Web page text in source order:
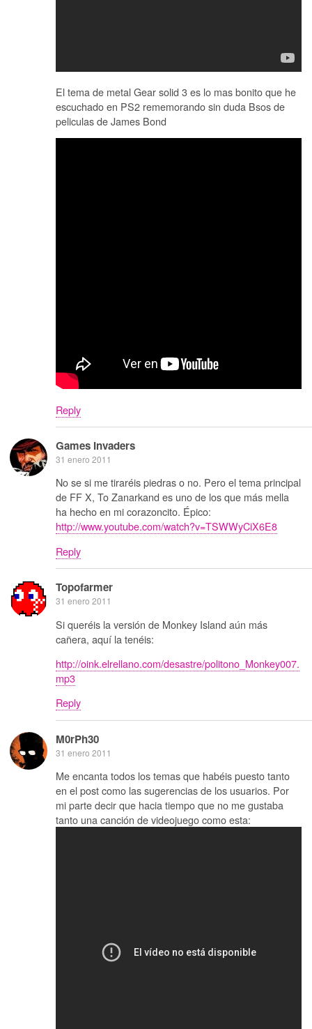
El tema de metal Gear solid 3 es lo mas bonito que he
escuchado en PS2 rememorando sin duda Bsos de
peliculas de James Bond
Reply
Games Invaders
31 enero 2011
No se si me tiraréis piedras o no. Pero el tema principal
de FF X, To Zanarkand es uno de los que más mella
ha hecho en mi corazoncito. Épico:
http://www.youtube.com/watch?v=TSWWyCiX6E8
Reply
Topofarmer
31 enero 2011
Si queréis la versión de Monkey Island aún más
cañera, aquí la tenéis:
http://oink.elrellano.com/desastre/politono_Monkey007.
mp3
Reply
M0rPh30
31 enero 2011
Me encanta todos los temas que habéis puesto tanto
en el post como las sugerencias de los usuarios. Por
mi parte decir que hacia tiempo que no me gustaba
tanto una canción de videojuego como esta: